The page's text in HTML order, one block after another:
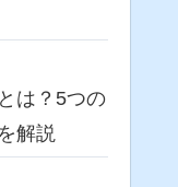
は？5つの
解説